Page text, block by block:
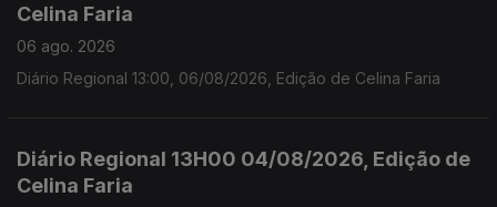
Celina Faria
06 ago. 2026
Diário Regional 13:00, 06/08/2026, Edição de Celina Faria
Diário Regional 13H00 04/08/2026, Edição de
Celina Faria